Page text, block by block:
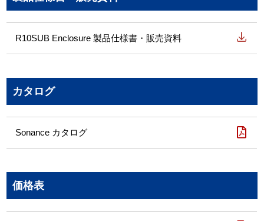
R10SUB Enclosure 製品仕様書・販売資料
カタログ
Sonance カタログ
価格表